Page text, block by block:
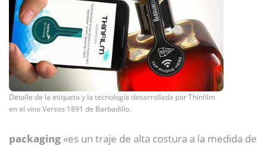
Detalle de la etiqueta y la tecnología desarrollada por Thinfilm
en el vino Versos 1891 de Barbadillo.
packaging «es un traje de alta costura a la medida de